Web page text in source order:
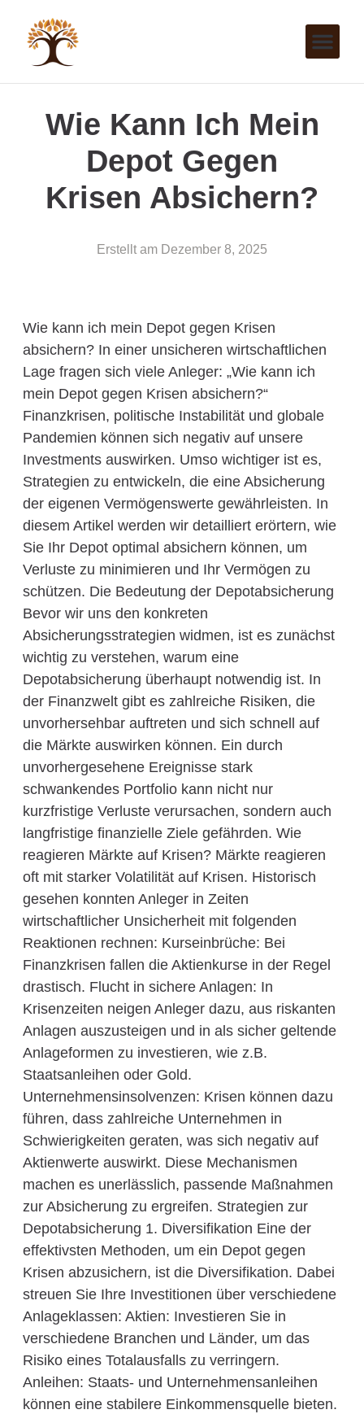
Wie Kann Ich Mein
Depot Gegen
Krisen Absichern?
Erstellt am Dezember 8, 2025
Wie kann ich mein Depot gegen Krisen
absichern? In einer unsicheren wirtschaftlichen
Lage fragen sich viele Anleger: „Wie kann ich
mein Depot gegen Krisen absichern?“
Finanzkrisen, politische Instabilität und globale
Pandemien können sich negativ auf unsere
Investments auswirken. Umso wichtiger ist es,
Strategien zu entwickeln, die eine Absicherung
der eigenen Vermögenswerte gewährleisten. In
diesem Artikel werden wir detailliert erörtern, wie
Sie Ihr Depot optimal absichern können, um
Verluste zu minimieren und Ihr Vermögen zu
schützen. Die Bedeutung der Depotabsicherung
Bevor wir uns den konkreten
Absicherungsstrategien widmen, ist es zunächst
wichtig zu verstehen, warum eine
Depotabsicherung überhaupt notwendig ist. In
der Finanzwelt gibt es zahlreiche Risiken, die
unvorhersehbar auftreten und sich schnell auf
die Märkte auswirken können. Ein durch
unvorhergesehene Ereignisse stark
schwankendes Portfolio kann nicht nur
kurzfristige Verluste verursachen, sondern auch
langfristige finanzielle Ziele gefährden. Wie
reagieren Märkte auf Krisen? Märkte reagieren
oft mit starker Volatilität auf Krisen. Historisch
gesehen konnten Anleger in Zeiten
wirtschaftlicher Unsicherheit mit folgenden
Reaktionen rechnen: Kurseinbrüche: Bei
Finanzkrisen fallen die Aktienkurse in der Regel
drastisch. Flucht in sichere Anlagen: In
Krisenzeiten neigen Anleger dazu, aus riskanten
Anlagen auszusteigen und in als sicher geltende
Anlageformen zu investieren, wie z.B.
Staatsanleihen oder Gold.
Unternehmensinsolvenzen: Krisen können dazu
führen, dass zahlreiche Unternehmen in
Schwierigkeiten geraten, was sich negativ auf
Aktienwerte auswirkt. Diese Mechanismen
machen es unerlässlich, passende Maßnahmen
zur Absicherung zu ergreifen. Strategien zur
Depotabsicherung 1. Diversifikation Eine der
effektivsten Methoden, um ein Depot gegen
Krisen abzusichern, ist die Diversifikation. Dabei
streuen Sie Ihre Investitionen über verschiedene
Anlageklassen: Aktien: Investieren Sie in
verschiedene Branchen und Länder, um das
Risiko eines Totalausfalls zu verringern.
Anleihen: Staats- und Unternehmensanleihen
können eine stabilere Einkommensquelle bieten.